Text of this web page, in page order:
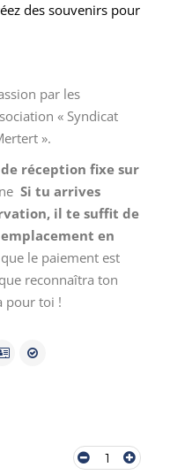
des souvenirs pour
par les
« Syndicat
».
de réception fixe sur
Si tu arrives
il te suffit de
en
le paiement est
reconnaîtra ton
pour toi !
1